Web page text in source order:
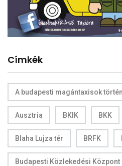
Címkék
A budapesti magántaxisok
Ausztria BKIK BKK
Blaha Lujza tér BRFK
Budapesti Közlekedési Központ